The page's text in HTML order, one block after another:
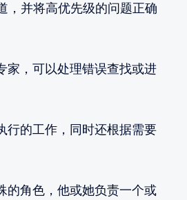
，并将高优先级的问题正确
，可以处理错误查找或进
的工作，同时还根据需要
角色，他或她负责一个或